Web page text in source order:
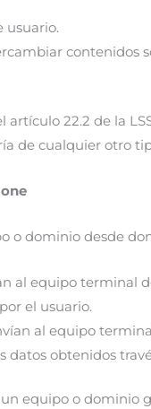
usuario.
contenidos
22.2 de la
de cualquier otro
o dominio desde
al equipo terminal
el usuario.
al equipo
obtenidos
equipo o